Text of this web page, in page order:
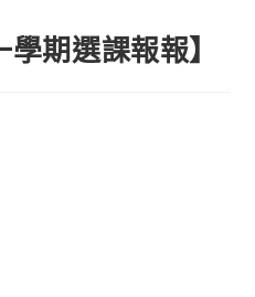
期選課報報】